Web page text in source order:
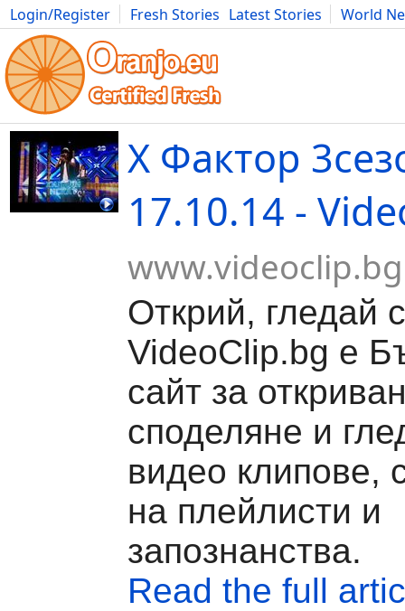
Login/Register Fresh Stories Latest Stories
World
Movies Anime Music Art Cars Advice Science
Х Фактор
17.10.14 -
www.videoclip.bg
Открий, гледай
VideoClip.bg е
сайт за
споделяне и
видео клипове,
на плейлисти и
запознанства.
Read the full